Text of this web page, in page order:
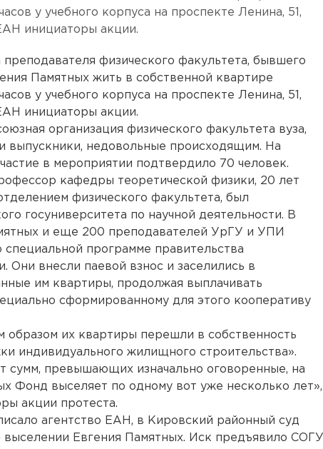
у учебного корпуса на проспекте Ленина, 51,
инициаторы акции.
преподавателя физического факультета, бывшего
Памятных жить в собственной квартире
у учебного корпуса на проспекте Ленина, 51,
инициаторы акции.
организация физического факультета вуза,
выпускники, недовольные происходящим. На
в мероприятии подтвердило 70 человек.
кафедры теоретической физики, 20 лет
физического факультета, был
госуниверситета по научной деятельности. В
и еще 200 преподавателей УрГУ и УПИ
программе правительства
Они внесли паевой взнос и заселились в
им квартиры, продолжая выплачивать
сформированному для этого кооперативу
образом их квартиры перешли в собственность
индивидуального жилищного строительства».
сумм, превышающих изначально оговоренные, на
Фонд выселяет по одному вот уже несколько лет»,
акции протеста.
агентство ЕАН, в Кировский районный суд
Евгения Памятных. Иск предъявило СОГУ